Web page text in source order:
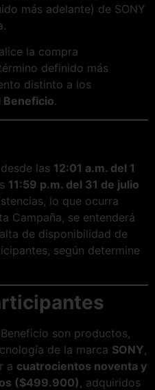
más adelante) de SONY
la compra
definido más
distinto a los
Beneficio.
las 12:01 a.m. del 1
11:59 p.m. del 31 de julio
lo que ocurra
Campaña, se entenderá
de disponibilidad de
según determine
son productos,
de la marca SONY,
a cuatrocientos noventa y
($499.900) , adquiridos